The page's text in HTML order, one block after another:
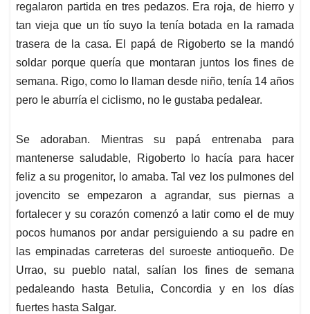
A
p
p
o
o
k
d
I
n
d
s
regalaron partida en tres pedazos. Era roja, de hierro y
tan vieja que un tío suyo la tenía botada en la ramada
trasera de la casa. El papá de Rigoberto se la mandó
soldar porque quería que montaran juntos los fines de
semana. Rigo, como lo llaman desde niño, tenía 14 años
pero le aburría el ciclismo, no le gustaba pedalear.
Se adoraban. Mientras su papá entrenaba para
mantenerse saludable, Rigoberto lo hacía para hacer
feliz a su progenitor, lo amaba. Tal vez los pulmones del
jovencito se empezaron a agrandar, sus piernas a
fortalecer y su corazón comenzó a latir como el de muy
pocos humanos por andar persiguiendo a su padre en
las empinadas carreteras del suroeste antioqueño. De
Urrao, su pueblo natal, salían los fines de semana
pedaleando hasta Betulia, Concordia y en los días
fuertes hasta Salgar.